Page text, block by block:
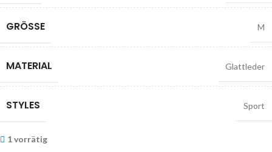
GRÖSSE M
MATERIAL Glattleder
STYLES Sport
1 vorrätig